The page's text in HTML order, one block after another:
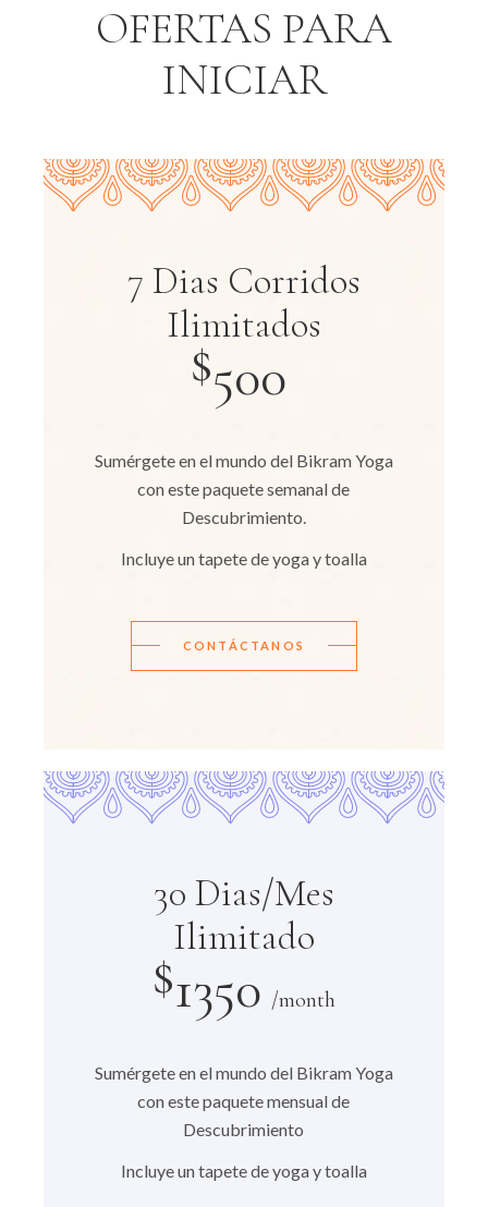
OFERTAS PARA
INICIAR
7 Dias Corridos
Ilimitados
$500
Sumérgete en el mundo del Bikram Yoga
con este paquete semanal de
Descubrimiento.
Incluye un tapete de yoga y toalla
CONTÁCTANOS
30 Dias/Mes
Ilimitado
$1350 /month
Sumérgete en el mundo del Bikram Yoga
con este paquete mensual de
Descubrimiento
Incluye un tapete de yoga y toalla